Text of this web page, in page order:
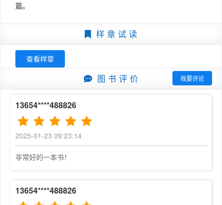
第5章  emWin仿真	88
5.1  emWin仿真工程文件架构	88
5.2  实例与代码解析	89
6.1  文本显示	101
6.2  数值显示	105
6.4  颜色	111
6.6  实例与代码解析	115
本章任务	130
杂的数据，使用户更易于获取和分析信息；另一方面通过图
素即可控制应用程序的行为。图形用户界面相较于其他人机
交互方式的优势在于其用户友好性，降低了用户学习和使用
的门槛，极大地提升了用户体验。在医疗器械、家用电器、
emWin是Segger公司开发的一款高性能、可移植、可扩展
的GUI开发库，支持市面上常见的各大嵌入式平台和操作系
统，包括使用ARM Cortex-M系列处理器的Renesas、NX
P、GigaDevice等。除了强大的适配性，emWin还为开发
者提供了丰富的界面设计元素，包括基本的图形（线条、圆
篇。
样 章 试 读
查看样章
图 书 评 价 我要评论
13654****488826
2025-01-23 09:23:14
非常好的一本书！
13654****488826